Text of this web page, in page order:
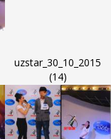
uzstar_30_10_2015
(14)